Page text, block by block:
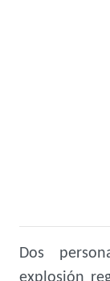
Dos
explosión